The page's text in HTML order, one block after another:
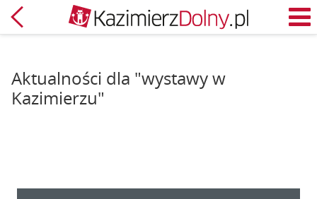
Powrót
Aktualności dla "wystawy w
Kazimierzu"